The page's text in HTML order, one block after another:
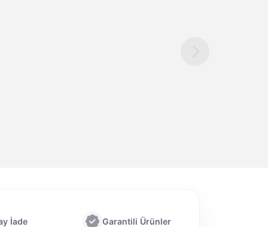
İade Garantili Ürünler